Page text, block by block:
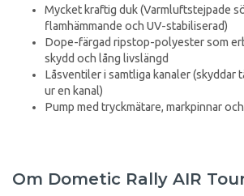
Mycket kraftig duk (Varmluftstejpade
flamhämmande och UV-stabiliserad)
Dope-färgad ripstop-polyester som
skydd och lång livslängd
Låsventiler i samtliga kanaler
ur en kanal)
Pump med tryckmätare, markpinnar
Om Dometic Rally AIR